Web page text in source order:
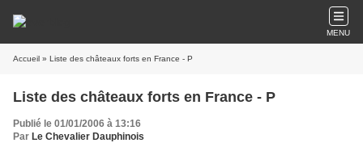
MENU
Accueil » Liste des châteaux forts en France - P
Liste des châteaux forts en France - P
Publié le 01/01/2006 à 13:16
Par Le Chevalier Dauphinois